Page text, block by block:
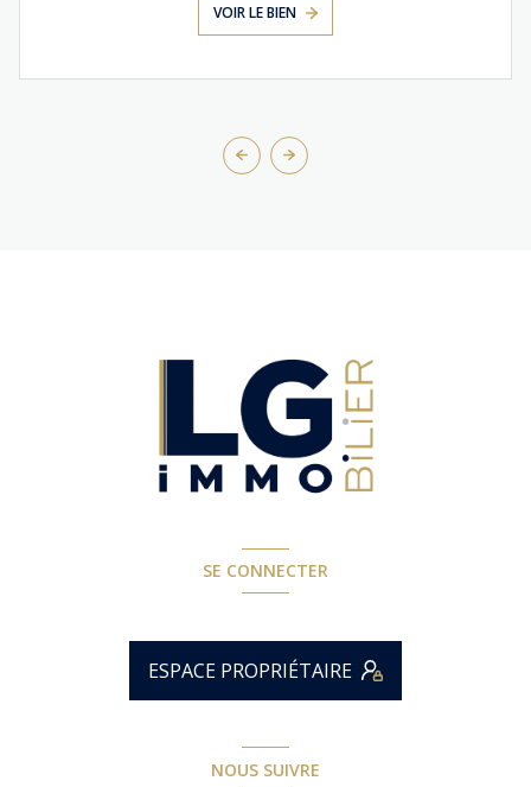
VOIR LE BIEN
SE CONNECTER
ESPACE PROPRIÉTAIRE
NOUS SUIVRE